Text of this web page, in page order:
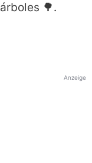
árboles 🌳.
Anzeige